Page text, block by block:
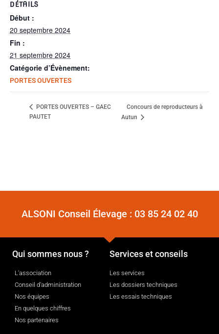
DÉTAILS
Début :
20 septembre 2024
Fin :
21 septembre 2024
Catégorie d’Évènement:
PORTES OUVERTES
PORTES OUVERTES – GAEC
PAUTET
Concours de reproducteurs à
Autun
ALSONI Conseil Élevage : 03 85 24 02 40
Qui sommes nous ?
L'association
Conseil d'administration
Nos équipes
En quelques chiffres
Nos partenaires
Services et conseils
Les services
Les dossiers techniques
Les essais techniques